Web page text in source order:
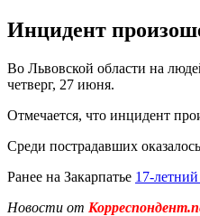
Инцидент
Во Львовской области на
четверг, 27 июня.
Отмечается, что инцидент
Среди пострадавших
Ранее на Закарпатье 17-летний
Новости от